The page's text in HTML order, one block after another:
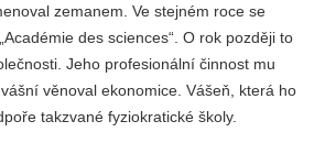
zemanem. Ve stejném roce se
des sciences“. O rok později to
Jeho profesionální činnost mu
věnoval ekonomice. Vášeň, která ho
takzvané fyziokratické školy.